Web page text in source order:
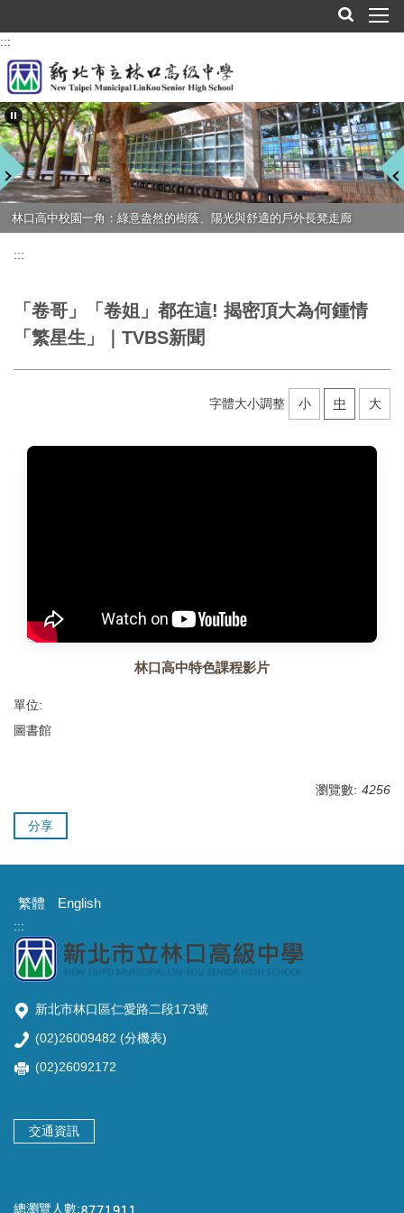
到
主
要
內
容
區
:::
林口高中校園一角：綠意盎然的樹蔭、陽光與舒適的戶外長凳走廊
榮獲三星電子 Solve for Tomorrow 全國青年創意競賽高中職組首獎
:::
「卷哥」「卷姐」都在這! 揭密頂大為何鍾情
「繁星生」｜TVBS新聞
字體大小調整 小 中 大
林口高中特色課程影片
單位:
圖書館
瀏覽數: 4256
分享
繁體 English
:::
新北市林口區仁愛路二段173號
(02)26009482 (分機表)
(02)26092172
交通資訊
總瀏覽人數: